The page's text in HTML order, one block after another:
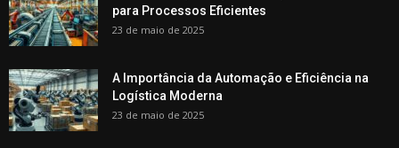
para Processos Eficientes
23 de maio de 2025
A Importância da Automação e Eficiência na
Logística Moderna
23 de maio de 2025